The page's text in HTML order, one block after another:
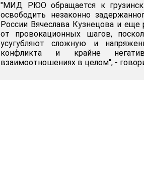
"МИД РЮО обращается к
освободить незаконно
России Вячеслава Кузнецова и еще
от провокационных шагов,
усугубляют сложную и
конфликта и крайне
взаимоотношениях в целом", -